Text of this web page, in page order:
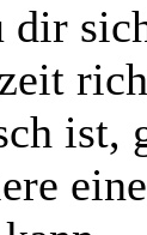
dir
ist,